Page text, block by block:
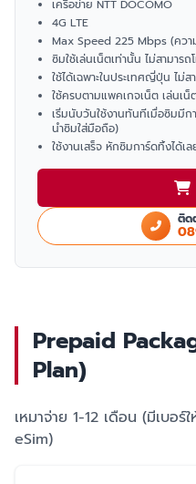
เครือข่าย NTT DOCOMO
4G LTE
Max Speed 225 Mbps (คว
ซิมใช้เล่นเน็ตเท่านั้น ไม่สามาร
ใช้ได้เฉพาะในประเทศญี่ปุ่น ไม่ส
ใช้ครบตามแพคเกจเน็ต เล่นเน็
เริ่มนับวันใช้งานทันทีเมื่อซิมมี
นำซิมใส่มือถือ)
ใช้งานเสร็จ หักซิมการ์ดทิ้งได้เล
ติด
Prepaid
Plan)
เหมาจ่าย 1-12 เดือน (มีเบอ
eSim)